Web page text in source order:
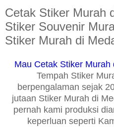
Cetak Stiker Murah
Stiker Souvenir
Stiker Murah di
Mau Cetak Stiker Murah
Tempah Stiker
berpengalaman sejak
jutaan Stiker Murah di
pernah kami produksi
keperluan seperti